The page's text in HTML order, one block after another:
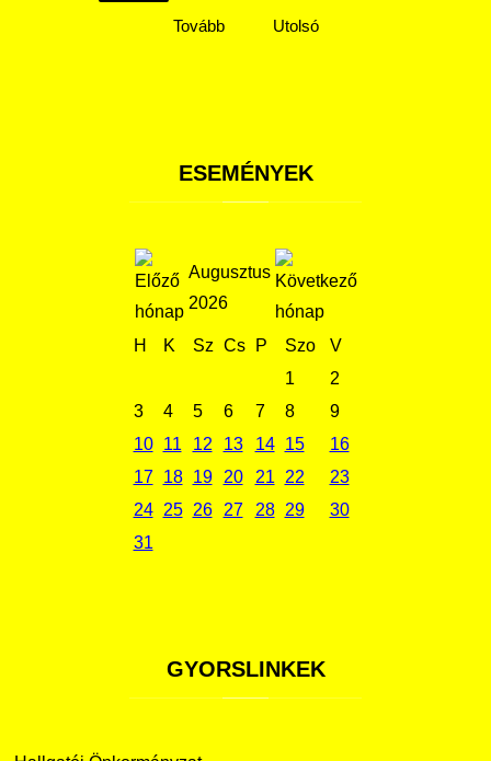
Tovább Utolsó
ESEMÉNYEK
Augusztus
2026
H K Sz Cs P Szo
V
1
2
3
4 5 6 7 8
9
10
11 12 13 14 15
16
17
18 19 20 21 22
23
24
25 26 27 28 29
30
31
GYORSLINKEK